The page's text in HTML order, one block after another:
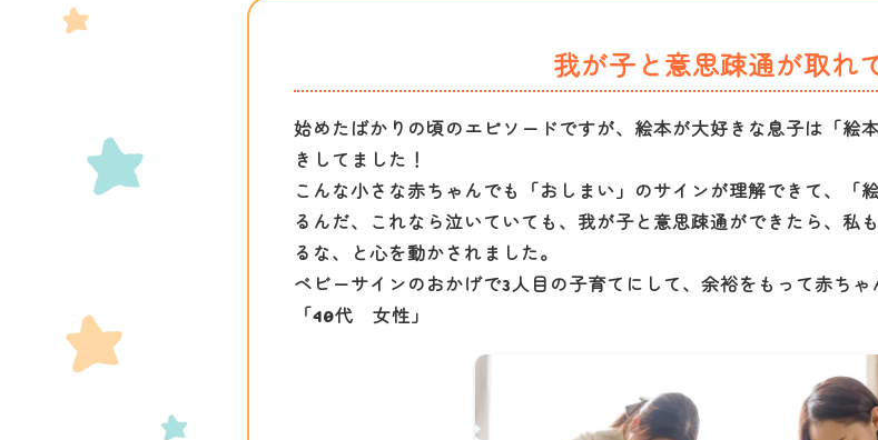
我が子と意思疎通が取れ
始めたばかりの頃のエピソードですが、絵本が大好きな息子は「絵
きしてました！
こんな小さな赤ちゃんでも「おしまい」のサインが理解できて、「
るんだ、これなら泣いていても、我が子と意思疎通ができたら、私
るな、と心を動かされました。
ベビーサインのおかげで3人目の子育てにして、余裕をもって赤ちゃ
「40代 女性」